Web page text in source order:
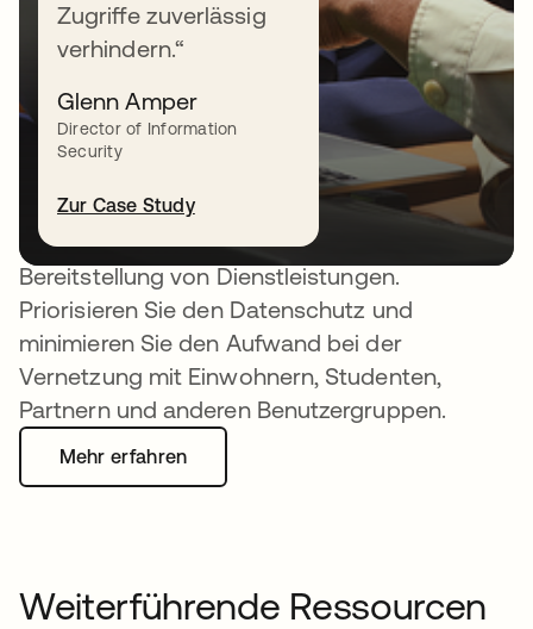
Zugriffe zuverlässig
verhindern.“
Glenn Amper
Director of Information
Security
Zur Case Study
Bereitstellung
vertrauenswürdiger und
überall verfügbarer
öffentlicher Dienstleistung
Okta Customer Identity unterstützt Behörden
und Bildungseinrichtungen bei der
Bereitstellung von Dienstleistungen.
Priorisieren Sie den Datenschutz und
minimieren Sie den Aufwand bei der
Vernetzung mit Einwohnern, Studenten,
Partnern und anderen Benutzergruppen.
Mehr erfahren
Weiterführende Ressourcen